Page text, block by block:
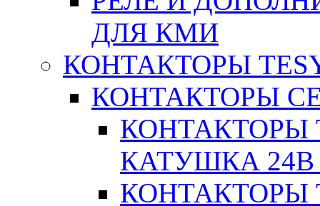
ДЛЯ КМИ
КОНТАКТОРЫ
КОНТАКТОРЫ
КОНТАКТОРЫ
КАТУШКА 24В
КОНТАКТОРЫ